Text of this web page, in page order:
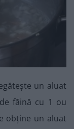
un aluat
făină cu 1 ou
obține un aluat